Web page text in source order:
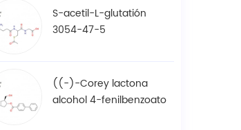
S-acetil-L-glutatión
3054-47-5
((-)-Corey lactona
alcohol 4-fenilbenzoato